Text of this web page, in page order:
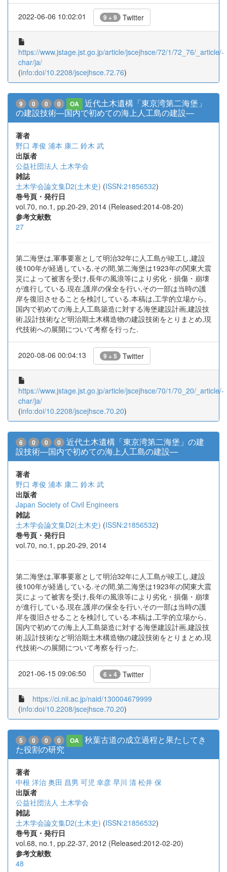
2022-06-06 10:02:01 9 + 9 Twitter
https://www.jstage.jst.go.jp/article/jscejhsce/72/1/72_76/_article/-
char/ja/
(info:doi/10.2208/jscejhsce.72.76)
9 0 0 0 OA
近代土木遺構「東京湾第二海堡」
の建設技術―国内で初めての海上人工島の建設―
著者
野口 孝俊 浦本 康二 鈴木 武
出版者
公益社団法人 土木学会
雑誌
土木学会論文集D2(土木史) (ISSN:21856532)
巻号頁・発行日
vol.70, no.1, pp.20-29, 2014 (Released:2014-08-20)
参考文献数
27
第二海堡は,軍事要塞として明治32年に人工島が竣工し,建設
後100年が経過している.その間,第二海堡は1923年の関東大震
災によって被害を受け,長年の風浪等により劣化・損傷・崩壊
が進行している.現在,護岸の保全を行い,その一部は当時の護
岸を復旧させることを検討している.本稿は,工学的立場から,
国内で初めての海上人工島築造に対する海堡建設計画,建設技
術,設計技術など明治期土木構造物の建設技術をとりまとめ,現
代技術への展開について考察を行った.
2020-08-06 00:04:13 9 + 5 Twitter
https://www.jstage.jst.go.jp/article/jscejhsce/70/1/70_20/_article/-
char/ja/
(info:doi/10.2208/jscejhsce.70.20)
6 0 0 0
近代土木遺構「東京湾第二海堡」の建
設技術―国内で初めての海上人工島の建設―
著者
野口 孝俊 浦本 康二 鈴木 武
出版者
Japan Society of Civil Engineers
雑誌
土木学会論文集D2(土木史) (ISSN:21856532)
巻号頁・発行日
vol.70, no.1, pp.20-29, 2014
第二海堡は,軍事要塞として明治32年に人工島が竣工し,建設
後100年が経過している.その間,第二海堡は1923年の関東大震
災によって被害を受け,長年の風浪等により劣化・損傷・崩壊
が進行している.現在,護岸の保全を行い,その一部は当時の護
岸を復旧させることを検討している.本稿は,工学的立場から,
国内で初めての海上人工島築造に対する海堡建設計画,建設技
術,設計技術など明治期土木構造物の建設技術をとりまとめ,現
代技術への展開について考察を行った.
2021-06-15 09:06:50 6 + 4 Twitter
https://ci.nii.ac.jp/naid/130004679999
(info:doi/10.2208/jscejhsce.70.20)
5 0 0 0 OA
秋葉古道の成立過程と果たしてき
た役割の研究
著者
中根 洋治 奥田 昌男 可児 幸彦 早川 清 松井 保
出版者
公益社団法人 土木学会
雑誌
土木学会論文集D2(土木史) (ISSN:21856532)
巻号頁・発行日
vol.68, no.1, pp.22-37, 2012 (Released:2012-02-20)
参考文献数
48